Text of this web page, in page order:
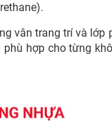
vân trang trí và lớp
hợp cho từng